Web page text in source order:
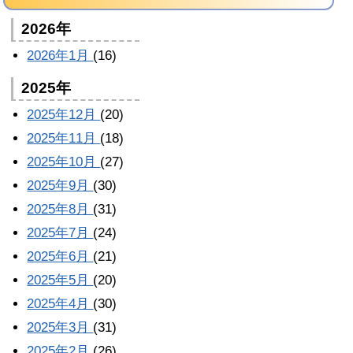
2026年
2026年1月 (16)
2025年
2025年12月 (20)
2025年11月 (18)
2025年10月 (27)
2025年9月 (30)
2025年8月 (31)
2025年7月 (24)
2025年6月 (21)
2025年5月 (20)
2025年4月 (30)
2025年3月 (31)